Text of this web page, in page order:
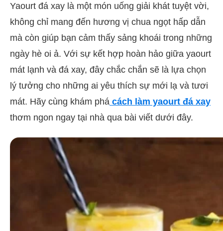
Yaourt đá xay là một món uống giải khát tuyệt vời,
không chỉ mang đến hương vị chua ngọt hấp dẫn
mà còn giúp bạn cảm thấy sảng khoái trong những
ngày hè oi ả. Với sự kết hợp hoàn hảo giữa yaourt
mát lạnh và đá xay, đây chắc chắn sẽ là lựa chọn
lý tưởng cho những ai yêu thích sự mới lạ và tươi
mát. Hãy cùng khám phá cách làm yaourt đá xay
thơm ngon ngay tại nhà qua bài viết dưới đây.